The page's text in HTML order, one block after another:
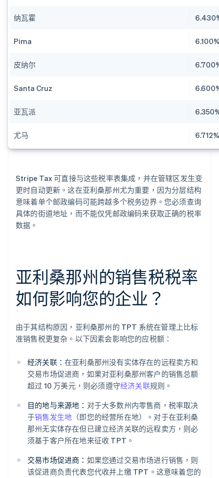
纳瓦霍
Pima
皮纳尔
Santa Cruz
亚瓦派
尤马
Stripe Tax 可直接与这些税率表集成，并在管辖区发生变
更时自动更新。这在亚利桑那州尤为重要，因为分层结构
意味着单个邮政编码可能跨越多个税务边界。您必须查询
具体的街道地址，而不能仅凭邮政编码来获取正确的税率
数据。
亚利桑那州的销售税税率
如何影响您的企业？
由于其结构原因，亚利桑那州的 TPT 系统在管理上比标
准销售税更复杂。以下因素会影响您的应税额：
经济关联： 在亚利桑那州没有实体存在的远程卖方和
交易市场促进商，如果对亚利桑那州客户的销售总额
超过 10 万美元，则必须遵守经济关联规则。
目的地与来源地： 对于大多数州内零售商，税率取决
于销售发生地 （即您的经营所在地）。对于在亚利桑
那州无实体存在但已建立经济关联的远程卖方，则必
须基于客户所在地来征收 TPT。
交易市场促进商： 如果您通过交易市场进行销售，则
该促进商负责代表您代收并上缴 TPT。这意味着您的